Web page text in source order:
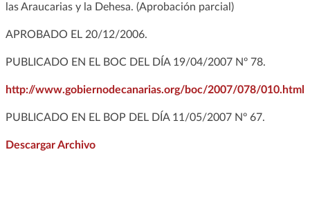
las Araucarias y la Dehesa. (Aprobación parcial)
APROBADO EL 20/12/2006.
PUBLICADO EN EL BOC DEL DÍA 19/04/2007 Nº 78.
http://www.gobiernodecanarias.org/boc/2007/078/010.html
PUBLICADO EN EL BOP DEL DÍA 11/05/2007 Nº 67.
Descargar Archivo